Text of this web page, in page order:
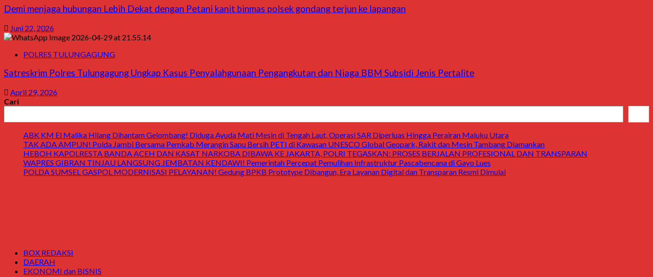
Demi menjaga hubungan Lebih Dekat dengan Petani kanit binmas polsek gondang terjun ke lapangan
Juni 22, 2026
POLRES TULUNGAGUNG
Satreskrim Polres Tulungagung Ungkap Kasus Penyalahgunaan Pengangkutan dan Niaga BBM Subsidi Jenis Pertalite
April 29, 2026
Cari
ABK KM El Malika Hilang Dihantam Gelombang! Diduga Ayuda Mati Mesin di Tengah Laut, Operasi SAR Diperluas Hingga Perairan Maluku Utara
TAK ADA AMPUN! Polda Jambi Bersama Pemkab Merangin Sapu Bersih PETI di Kawasan UNESCO Global Geopark, Rakit dan Mesin Tambang Diamankan
HEBOH KAPOLRESTA BANDA ACEH DAN KASAT NARKOBA DIBAWA KE JAKARTA, POLRI TEGASKAN: PROSES BERJALAN PROFESIONAL DAN TRANSPARAN
WAPRES GIBRAN TINJAU LANGSUNG JEMBATAN KENDAWI! Pemerintah Percepat Pemulihan Infrastruktur Pascabencana di Gayo Lues
POLDA SUMSEL GASPOL MODERNISASI PELAYANAN! Gedung BPKB Prototype Dibangun, Era Layanan Digital dan Transparan Resmi Dimulai
BOX REDAKSI
DAERAH
EKONOMI dan BISNIS